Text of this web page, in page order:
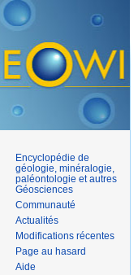
Encyclopédie de
géologie, minéralogie,
paléontologie et autres
Géosciences
Communauté
Actualités
Modifications récentes
Page au hasard
Aide